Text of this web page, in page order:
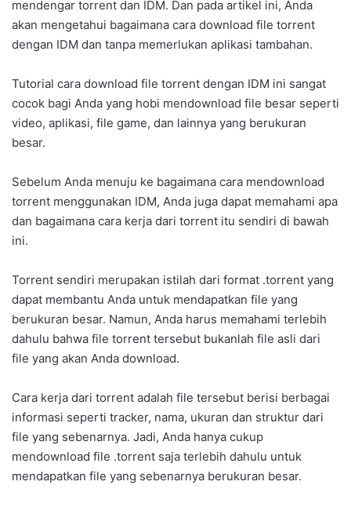
mendengar torrent dan IDM. Dan pada artikel ini, Anda
akan mengetahui bagaimana cara download file torrent
dengan IDM dan tanpa memerlukan aplikasi tambahan.
Tutorial cara download file torrent dengan IDM ini sangat
cocok bagi Anda yang hobi mendownload file besar seperti
video, aplikasi, file game, dan lainnya yang berukuran
besar.
Sebelum Anda menuju ke bagaimana cara mendownload
torrent menggunakan IDM, Anda juga dapat memahami apa
dan bagaimana cara kerja dari torrent itu sendiri di bawah
ini.
Torrent sendiri merupakan istilah dari format .torrent yang
dapat membantu Anda untuk mendapatkan file yang
berukuran besar. Namun, Anda harus memahami terlebih
dahulu bahwa file torrent tersebut bukanlah file asli dari
file yang akan Anda download.
Cara kerja dari torrent adalah file tersebut berisi berbagai
informasi seperti tracker, nama, ukuran dan struktur dari
file yang sebenarnya. Jadi, Anda hanya cukup
mendownload file .torrent saja terlebih dahulu untuk
mendapatkan file yang sebenarnya berukuran besar.